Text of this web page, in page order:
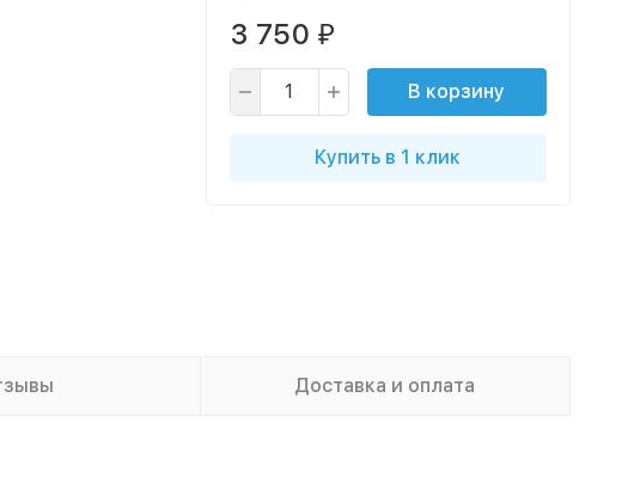
3 750 ₽
В корзину
Купить в 1 клик
Доставка и оплата